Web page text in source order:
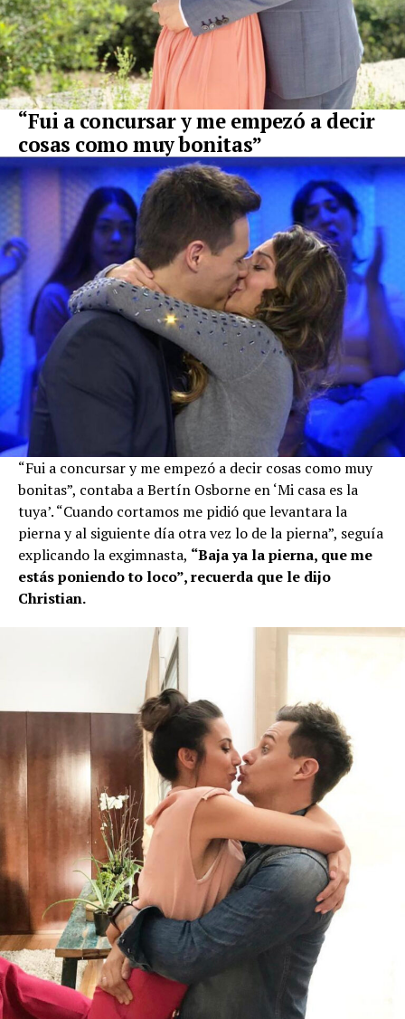
“Fui a concursar y me empezó a decir
cosas como muy bonitas”
“Fui a concursar y me empezó a decir cosas como muy
bonitas”, contaba a Bertín Osborne en ‘Mi casa es la
tuya’. “Cuando cortamos me pidió que levantara la
pierna y al siguiente día otra vez lo de la pierna”, seguía
explicando la exgimnasta, “Baja ya la pierna, que me
estás poniendo to loco”, recuerda que le dijo
Christian.